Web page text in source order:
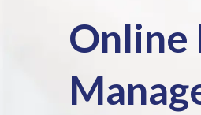
Online